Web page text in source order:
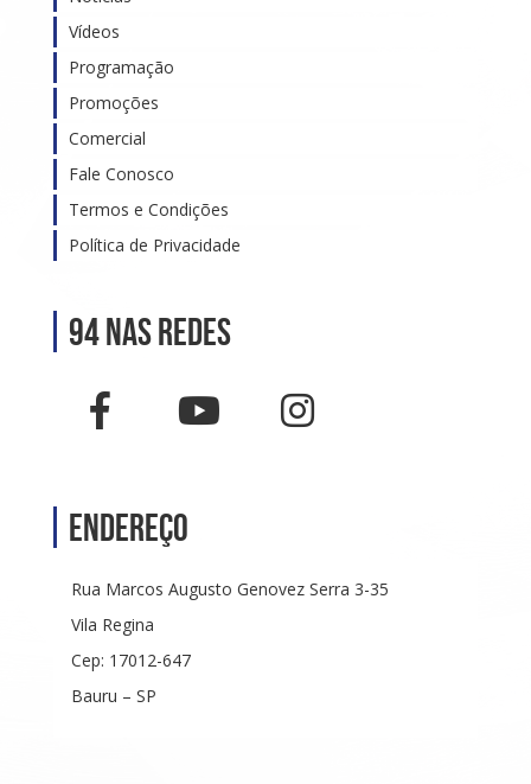
Vídeos
Programação
Promoções
Comercial
Fale Conosco
Termos e Condições
Política de Privacidade
94 nas Redes
Endereço
Rua Marcos Augusto Genovez Serra 3-35
Vila Regina
Cep: 17012-647
Bauru – SP